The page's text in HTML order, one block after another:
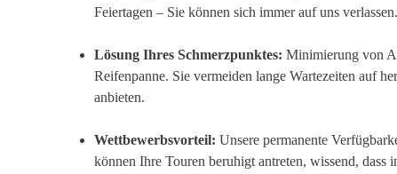
Feiertagen – Sie können sich immer auf uns verlassen.
Lösung Ihres Schmerzpunktes: Minimierung von
Reifenpanne. Sie vermeiden lange Wartezeiten auf
anbieten.
Wettbewerbsvorteil: Unsere permanente
können Ihre Touren beruhigt antreten, wissend, dass